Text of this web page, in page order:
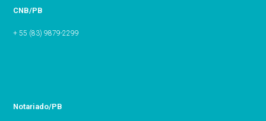
CNB/PB
+ 55 (83) 9879-2299
Notariado/PB